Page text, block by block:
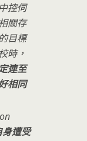
控伺
關存
目標
時，
連至
相同
遭受